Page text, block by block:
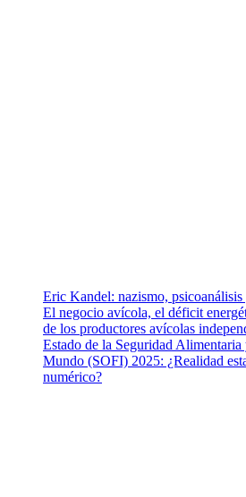
Eric Kandel: nazismo, psicoanálisis
El negocio avícola, el déficit
de los productores avícolas
Estado de la Seguridad
Mundo (SOFI) 2025: ¿Realidad
numérico?